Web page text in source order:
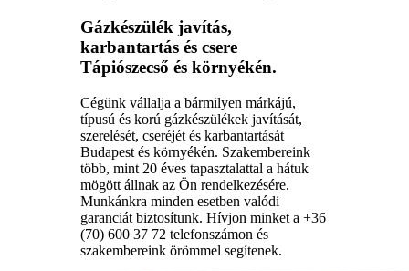
Gázkészülék javítás,
karbantartás és csere
Tápiószecső és környékén.
Cégünk vállalja a bármilyen márkájú,
típusú és korú gázkészülékek javítását,
szerelését, cseréjét és karbantartását
Budapest és környékén. Szakembereink
több, mint 20 éves tapasztalattal a hátuk
mögött állnak az Ön rendelkezésére.
Munkánkra minden esetben valódi
garanciát biztosítunk. Hívjon minket a +36
(70) 600 37 72 telefonszámon és
szakembereink örömmel segítenek.